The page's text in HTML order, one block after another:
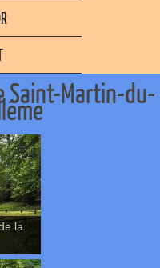
Saint-Martin-du-
la